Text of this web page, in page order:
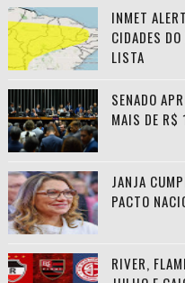
INMET
CIDADES
LISTA
SENADO
MAIS DE R$
JANJA
PACTO
RIVER,